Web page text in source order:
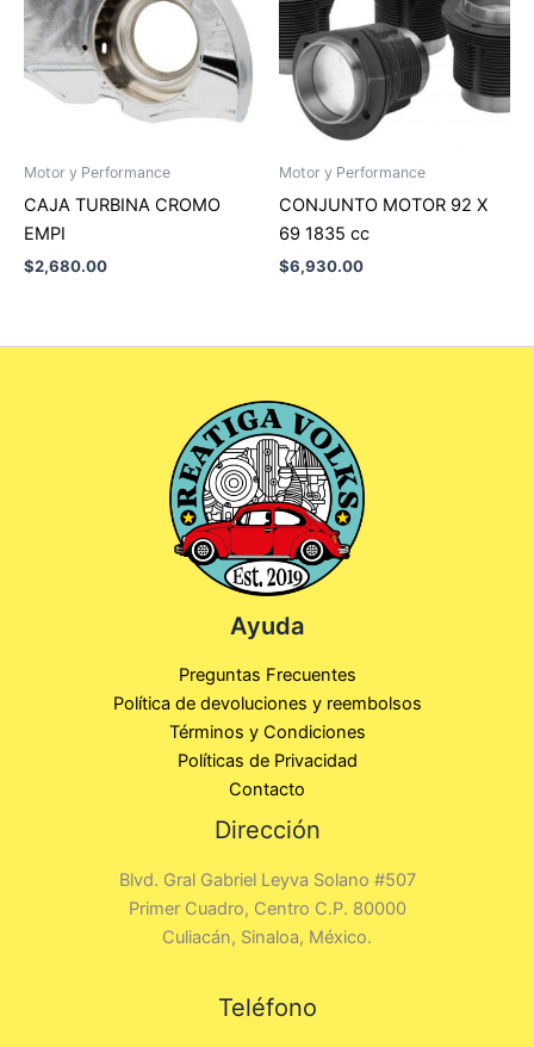
Motor y Performance
CAJA TURBINA CROMO
EMPI
$2,680.00
Motor y Performance
CONJUNTO MOTOR 92 X
69 1835 cc
$6,930.00
Ayuda
Preguntas Frecuentes
Política de devoluciones y reembolsos
Términos y Condiciones
Políticas de Privacidad
Contacto
Dirección
Blvd. Gral Gabriel Leyva Solano #507
Primer Cuadro, Centro C.P. 80000
Culiacán, Sinaloa, México.
Teléfono